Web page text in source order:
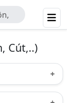
Cút,..)